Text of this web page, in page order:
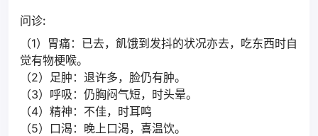
问诊:
（1）胃痛：已去，飢饿到发抖的状况亦去，吃东西时自
觉有物梗喉。
（2）足肿：退许多，脸仍有肿。
（3）呼吸：仍胸闷气短，时头晕。
（4）精神：不佳，时耳鸣
（5）口渴：晚上口渴，喜温饮。